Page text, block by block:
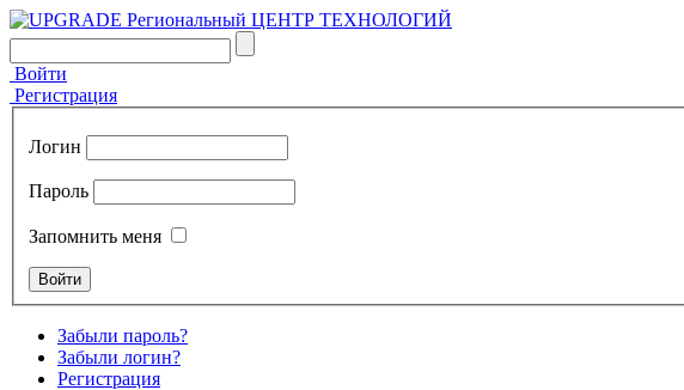
Войти
Регистрация
Логин
Пароль
Запомнить меня
Забыли пароль?
Забыли логин?
Регистрация